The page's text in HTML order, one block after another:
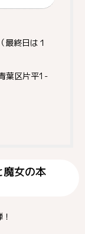
終日は１
葉区片平1-
魔女の本